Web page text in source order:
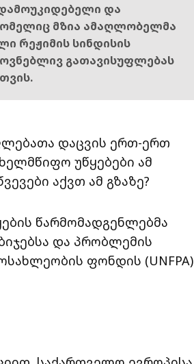
და
მზია ამაღლობელმა
რეჟიმის სინდისის
გათავისუფლებას
დაცვის ერთ-ერთ
უწყებები ამ
აქვთ ამ გზაზე?
წარმომადგენლებმა
და პრობლემის
ფონდის (UNFPA)